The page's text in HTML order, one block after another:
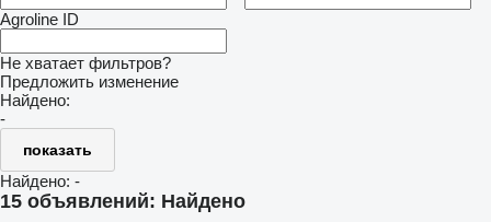
Agroline ID
Не хватает фильтров?
Предложить изменение
Найдено:
-
показать
Найдено: -
15 объявлений: Найдено